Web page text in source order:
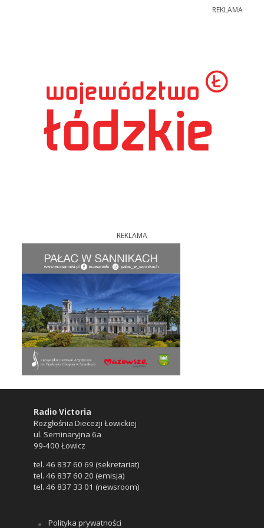
REKLAMA
REKLAMA
Radio Victoria
Rozgłośnia Diecezji Łowickiej
ul. Seminaryjna 6a
99-400 Łowicz
tel. 46 837 60 69 (sekretariat)
tel. 46 837 60 20 (emisja)
tel. 46 837 33 01 (newsroom)
Polityka prywatności